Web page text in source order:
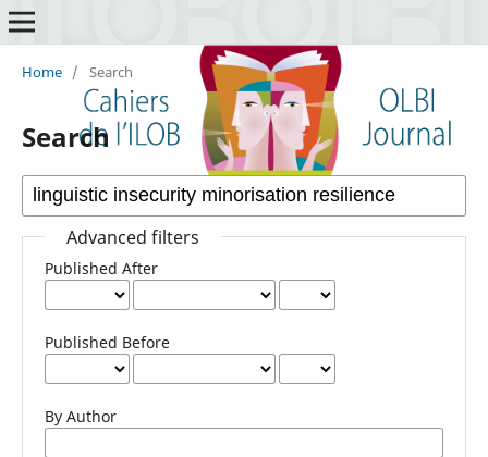
Home / Search
Search
Advanced filters
Published After
Published Before
By Author